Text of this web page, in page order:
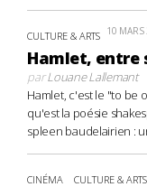
CULTURE & ARTS 10
Hamlet, entre
parLouane Lallemant
Hamlet, c'est le "to be
qu'est la poésie
spleen baudelairien :
CINÉMA CULTURE & ARTS